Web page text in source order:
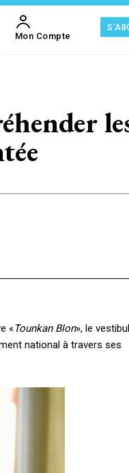
Mon Compte
«Tounkan Blon», le
national à travers ses